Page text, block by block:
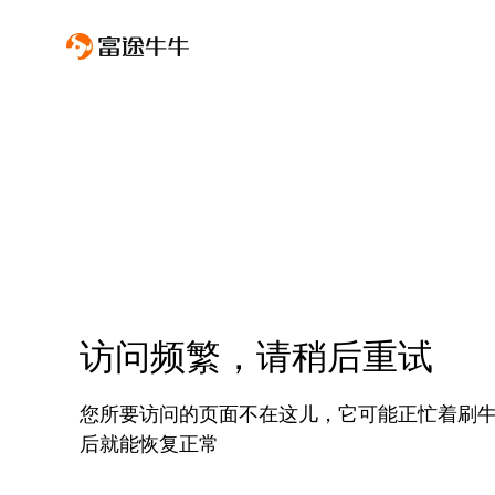
访问频繁，请稍后重试
您所要访问的页面不在这儿，它可能正忙着刷
后就能恢复正常